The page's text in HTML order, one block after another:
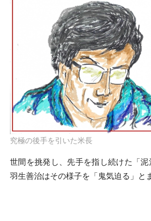
究極の後手を引いた米長
世間を挑発し、先手を指し続けた「泥
羽生善治はその様子を「鬼気迫る」と